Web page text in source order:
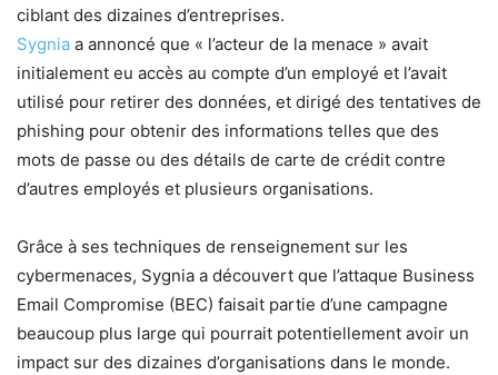
ciblant des dizaines d’entreprises.
Sygnia a annoncé que « l’acteur de la menace » avait
initialement eu accès au compte d’un employé et l’avait
utilisé pour retirer des données, et dirigé des tentatives de
phishing pour obtenir des informations telles que des
mots de passe ou des détails de carte de crédit contre
d’autres employés et plusieurs organisations.
Grâce à ses techniques de renseignement sur les
cybermenaces, Sygnia a découvert que l’attaque Business
Email Compromise (BEC) faisait partie d’une campagne
beaucoup plus large qui pourrait potentiellement avoir un
impact sur des dizaines d’organisations dans le monde.